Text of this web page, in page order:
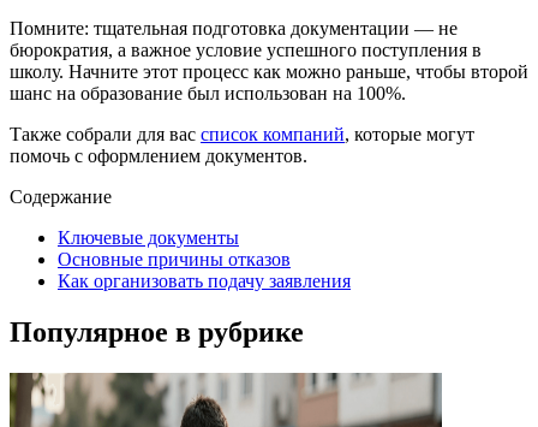
Помните: тщательная подготовка документации — не
бюрократия, а важное условие успешного поступления в
школу. Начните этот процесс как можно раньше, чтобы второй
шанс на образование был использован на 100%.
Также собрали для вас список компаний, которые могут
помочь с оформлением документов.
Содержание
Ключевые документы
Основные причины отказов
Как организовать подачу заявления
Популярное в рубрике